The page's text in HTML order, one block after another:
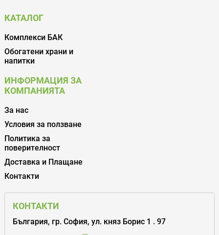
КАТАЛОГ
Комплекси БАК
Обогатени храни и
напитки
ИНФОРМАЦИЯ ЗА
КОМПАНИЯТА
За нас
Условия за ползване
Политика за
поверителност
Доставка и Плащане
Контакти
КОНТАКТИ
България, гр. София, ул. княз Борис 1 . 97